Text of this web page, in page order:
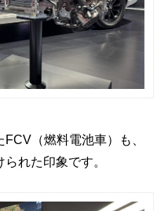
（燃料電池車）も、
れた印象です。